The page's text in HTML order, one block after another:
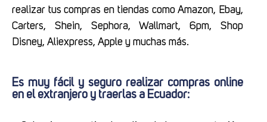
realizar tus compras en tiendas como Amazon, Ebay,
Carters, Shein, Sephora, Wallmart, 6pm, Shop
Disney, Aliexpress, Apple y muchas más.
Es muy fácil y seguro realizar compras online
en el extranjero y traerlas a Ecuador: